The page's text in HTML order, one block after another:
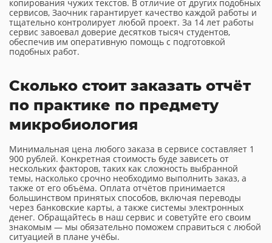
копирования чужих текстов. В отличие от других подобных
сервисов, Заочник гарантирует качество каждой работы и
тщательно контролирует любой проект. За 14 лет работы
сервис завоевал доверие десятков тысяч студентов,
обеспечив им оперативную помощь с подготовкой
подобных работ.
Сколько стоит заказать отчёт
по практике по предмету
микробиология
Минимальная цена любого заказа в сервисе составляет 1
900 рублей. Конкретная стоимость буде зависеть от
нескольких факторов, таких как сложность выбранной
темы, насколько срочно необходимо выполнить заказ, а
также от его объёма. Оплата отчётов принимается
большинством принятых способов, включая переводы
через банковские карты, а также системы электронных
денег. Обращайтесь в наш сервис и советуйте его своим
знакомым — мы обязательно поможем справиться с любой
ситуацией в плане учёбы.